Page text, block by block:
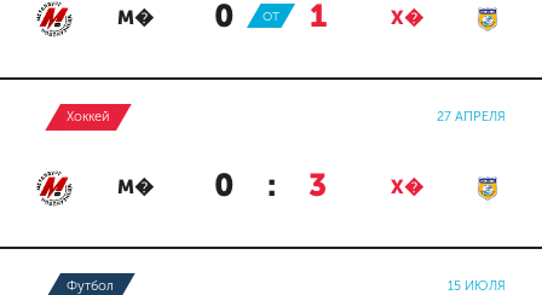
М� 0 : 1 Х�
ОТ
Хоккей 27 АПРЕЛЯ
М� 0 : 3 Х�
Футбол 15 ИЮЛЯ